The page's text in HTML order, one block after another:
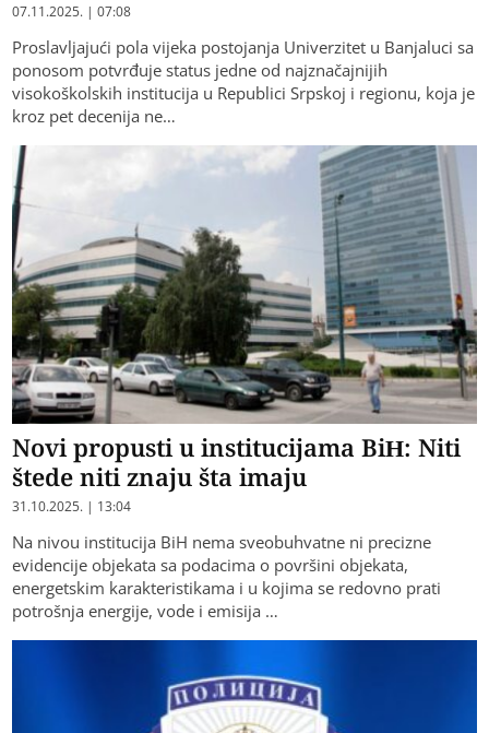
07.11.2025. | 07:08
Proslavljajući pola vijeka postojanja Univerzitet u Banjaluci sa
ponosom potvrđuje status jedne od najznačajnijih
visokoškolskih institucija u Republici Srpskoj i regionu, koja je
kroz pet decenija ne…
Novi propusti u institucijama BiH: Niti
štede niti znaju šta imaju
31.10.2025. | 13:04
Na nivou institucija BiH nema sveobuhvatne ni precizne
evidencije objekata sa podacima o površini objekata,
energetskim karakteristikama i u kojima se redovno prati
potrošnja energije, vode i emisija …